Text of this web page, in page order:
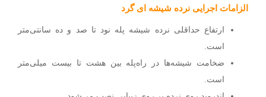
الزامات اجرایی نرده شیشه ای گرد
ارتفاع حداقلی نرده شیشه پله نود تا صد و ده سانتی‌متر
است
ضخامت شیشه‌ها در راه‌پله بین هشت تا بیست میلی‌متر
است